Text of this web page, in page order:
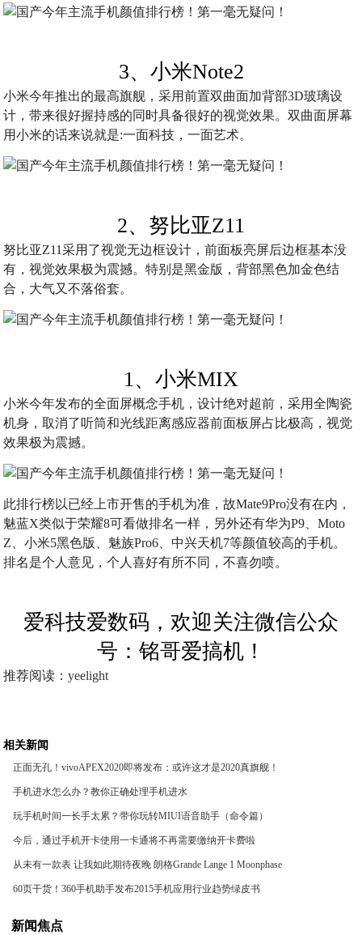
3、小米Note2
小米今年推出的最高旗舰，采用前置双曲面加背部3D玻璃设
计，带来很好握持感的同时具备很好的视觉效果。双曲面屏幕
用小米的话来说就是:一面科技，一面艺术。
2、努比亚Z11
努比亚Z11采用了视觉无边框设计，前面板亮屏后边框基本没
有，视觉效果极为震撼。特别是黑金版，背部黑色加金色结
合，大气又不落俗套。
1、小米MIX
小米今年发布的全面屏概念手机，设计绝对超前，采用全陶瓷
机身，取消了听筒和光线距离感应器前面板屏占比极高，视觉
效果极为震撼。
此排行榜以已经上市开售的手机为准，故Mate9Pro没有在内，
魅蓝X类似于荣耀8可看做排名一样，另外还有华为P9、Moto
Z、小米5黑色版、魅族Pro6、中兴天机7等颜值较高的手机。
排名是个人意见，个人喜好有所不同，不喜勿喷。
爱科技爱数码，欢迎关注微信公众
号：铭哥爱搞机！
推荐阅读：yeelight
相关新闻
正面无孔！vivoAPEX2020即将发布：或许这才是2020真旗舰！
手机进水怎么办？教你正确处理手机进水
玩手机时间一长手太累？带你玩转MIUI语音助手（命令篇）
今后，通过手机开卡使用一卡通将不再需要缴纳开卡费啦
从未有一款表 让我如此期待夜晚 朗格Grande Lange 1 Moonphase
“Lumen”
60页干货！360手机助手发布2015手机应用行业趋势绿皮书
新闻焦点